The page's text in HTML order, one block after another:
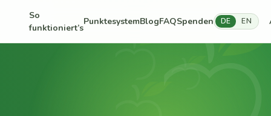
So
funktioniert’s
PunktesystemBlogFAQSpenden DE EN